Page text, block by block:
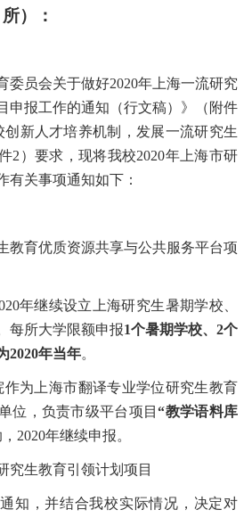
）：
委员会关于做好2020年上海一流研究
申报工作的通知（行文稿）》（附件
创新人才培养机制，发展一流研究生
2 ）要求，现将我校2020年上海市研
有关事项通知如下：
教育优质资源共享与公共服务平台项
年继续设立上海研究生暑期学校、
每所大学限额申报1个暑期学校、 2个
2020年当年。
作为上海市翻译专业学位研究生教育
位，负责市级平台项目“教学语料库
2020年继续申报。
究生教育引领计划项目
知，并结合我校实际情况，决定对